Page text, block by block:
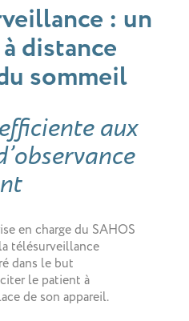
: un
distance
sommeil
aux
en charge du SAHOS
télésurveillance
dans le but
le patient à
de son appareil.